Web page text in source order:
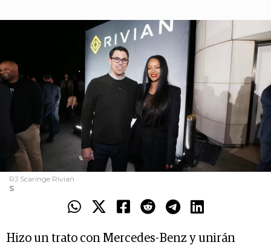
RJ Scaringe Rivian
S
Hizo un trato con Mercedes-Benz y unirán